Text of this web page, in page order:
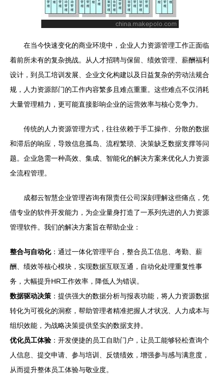
在当今快速变化的商业环境中，企业人力资源管理工作正面临
着前所未有的复杂挑战。从人才招聘与保留、绩效管理、薪酬福利
设计，到员工培训发展、企业文化构建以及日益复杂的劳动法规合
规，人力资源部门的工作内容繁多且难点重重。这些难点不仅消耗
大量管理精力，更可能直接影响企业的运营效率与核心竞争力。
传统的人力资源管理方式，往往依赖于手工操作、分散的数据
和滞后的响应，导致信息孤岛、流程繁琐、决策缺乏数据支撑等问
题。企业急需一种高效、集成、智能化的解决方案来优化人力资源
全流程管理。
成都云智慧企业管理咨询有限责任公司深刻理解这些痛点，凭
借专业的软件开发能力，为企业量身打造了一系列先进的人力资源
管理软件。我们的解决方案旨在帮助企业：
整合与自动化：通过一体化管理平台，整合员工信息、考勤、薪
酬、绩效等核心模块，实现数据互联互通，自动化处理重复性事
务，大幅提升HR工作效率，降低人为错误。
数据驱动决策 ：提供强大的数据分析与报表功能，将人力资源数据
转化为可视化的洞察，帮助管理者精准把握人才状况、人力成本与
组织效能，为战略决策提供坚实的数据支持。
优化员工体验 ：开发便捷的员工自助门户，让员工能够轻松查询个
人信息、提交申请、参与培训、反馈绩效，增强参与感与满意度，
从而提升整体员工体验与敬业度。